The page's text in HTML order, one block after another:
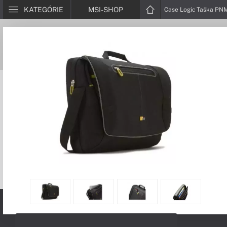
KATEGÓRIE MSI-SHOP Case Logic Taška